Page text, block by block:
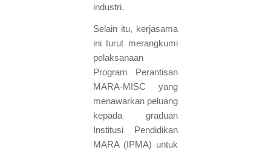
industri.
Selain itu, kerjasama
ini turut merangkumi
pelaksanaan
Program Perantisan
MARA-MISC yang
menawarkan peluang
kepada graduan
Institusi Pendidikan
MARA (IPMA) untuk